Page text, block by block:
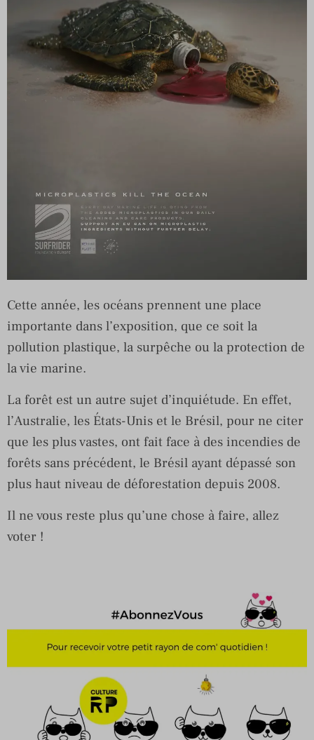
Cette année, les océans prennent une place
importante dans l’exposition, que ce soit la
pollution plastique, la surpêche ou la protection de
la vie marine.
La forêt est un autre sujet d’inquiétude. En effet,
l’Australie, les États-Unis et le Brésil, pour ne citer
que les plus vastes, ont fait face à des incendies de
forêts sans précédent, le Brésil ayant dépassé son
plus haut niveau de déforestation depuis 2008.
Il ne vous reste plus qu’une chose à faire, allez
voter !